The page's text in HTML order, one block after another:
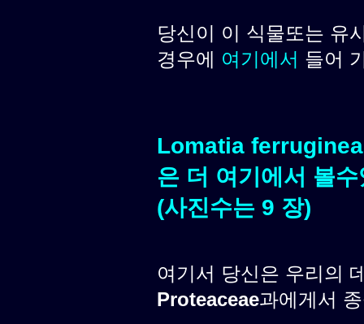
당신이 이 식물또는 유
경우에 여기에서 들어
Lomatia
은 더 여기에서 볼
(사진수는 9 장)
여기서 당신은 우리의
Proteaceae과에게서